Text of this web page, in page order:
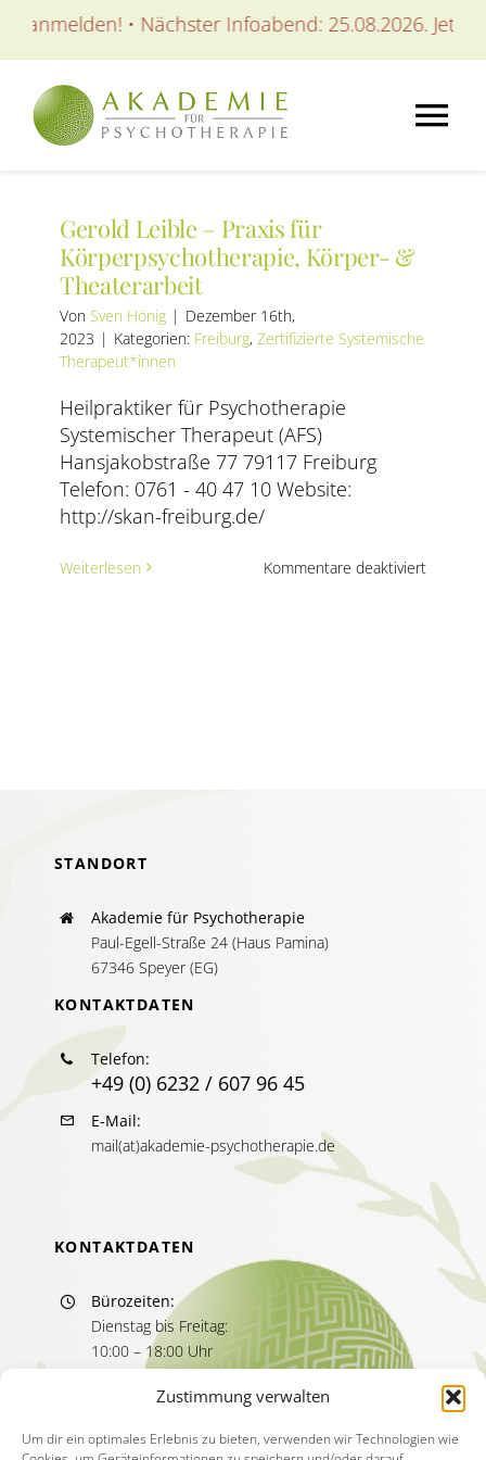
Zustimmung verwalten
Um dir ein optimales Erlebnis zu bieten, verwenden wir Technologien wie
Inhalt
springen
anmelden! • Nächster Infoabend: 25.08.2026. Jetzt
AUSBILDUNGEN
WEITERBILDUNGEN
SEMINARE / KURSE
AKTUELLES
SERVICE
Gerold Leible – Praxis für
Körperpsychotherapie, Körper- &
Theaterarbeit
Von Sven Hönig | Dezember 16th,
2023 | Kategorien: Freiburg, Zertifizierte Systemische
Therapeut*innen
Heilpraktiker für Psychotherapie
Systemischer Therapeut (AFS)
Hansjakobstraße 77 79117 Freiburg
Telefon: 0761 - 40 47 10 Website:
http://skan-freiburg.de/
Weiterlesen Kommentare deaktiviertfür
STANDORT
Akademie für Psychotherapie
Paul-Egell-Straße 24 (Haus Pamina)
67346 Speyer (EG)
KONTAKTDATEN
Telefon:
+49 (0) 6232 / 607 96 45
E-Mail:
mail(at)akademie-psychotherapie.de
KONTAKTDATEN
Bürozeiten:
Dienstag bis Freitag:
10:00 – 18:00 Uhr
Sprechzeiten:
11:00 – 13:00 Uhr